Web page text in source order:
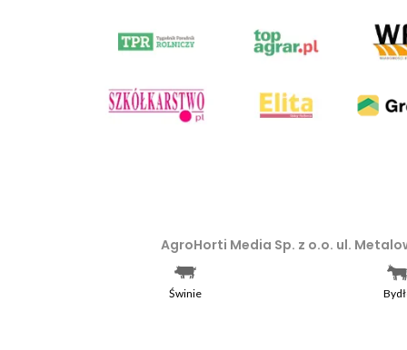
AgroHorti Media Sp. z o.o. ul.
Wilda w Poznaniu, VIII Wydziale
Wszystkie prezentowane w
Świnie